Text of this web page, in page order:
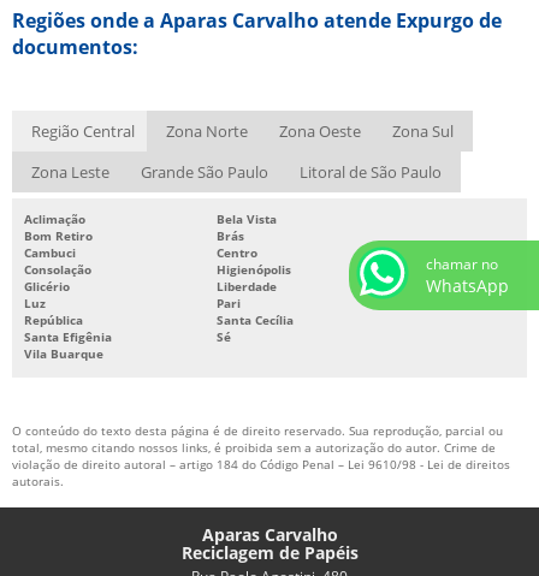
SUCATA DE FERRO
SUCATA DE FERRO SP
SUCATA ELETRÔNICA SP
SUCATA FERROSA
TRITURAÇÃO DE DOCUMENTOS
TRITURAÇÃO DE DOCUMENTOS SIGILOSOS
Regiões onde a Aparas Carvalho atende Expurgo de
documentos:
Região Central Zona Norte Zona Oeste
Zona Sul
Zona Leste
Grande São Paulo Litoral de São Paulo
Aclimação
Bela Vista
Bom Retiro
Brás
Cambuci
Centro
Consolação
Higienópolis
Glicério
Liberdade
Luz
Pari
República
Santa Cecília
Santa Efigênia
Sé
Vila Buarque
O conteúdo do texto desta página é de direito reservado. Sua reprodução, parcial ou
total, mesmo citando nossos links, é proibida sem a autorização do autor. Crime de
violação de direito autoral – artigo 184 do Código Penal – Lei 9610/98 - Lei de direitos
autorais.
Aparas Carvalho
Reciclagem de Papéis
chamar no
WhatsApp